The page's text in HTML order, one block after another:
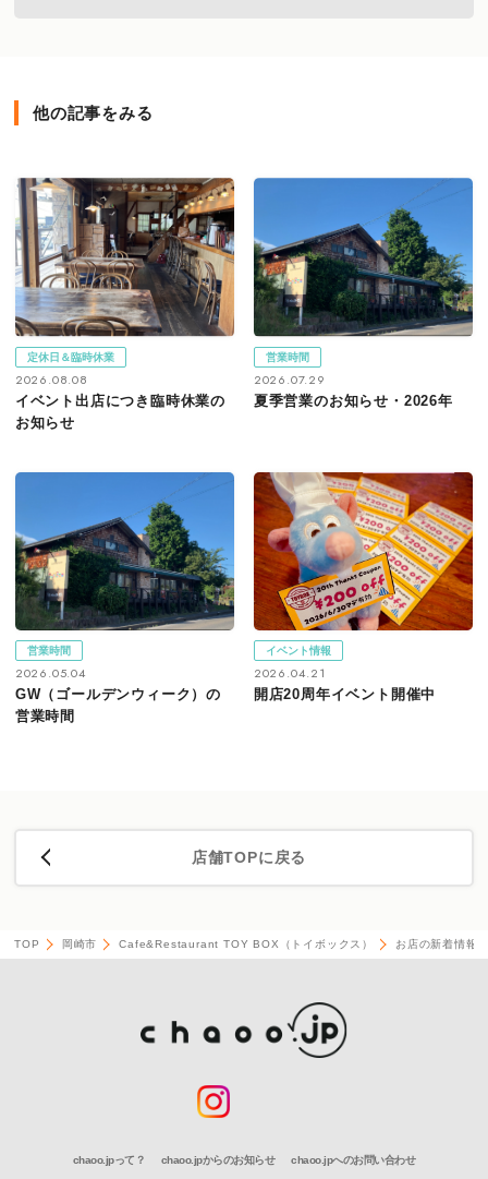
他の記事をみる
定休日＆臨時休業
2026.08.08
イベント出店につき臨時休業の
お知らせ
営業時間
2026.07.29
夏季営業のお知らせ・2026年
営業時間
2026.05.04
GW（ゴールデンウィーク）の
営業時間
イベント情報
2026.04.21
開店20周年イベント開催中
店舗TOPに戻る
TOP 岡崎市 Cafe&Restaurant TOY BOX（トイボックス） お店の新着情報
chaoo.jpって？ chaoo.jpからのお知らせ chaoo.jpへのお問い合わせ